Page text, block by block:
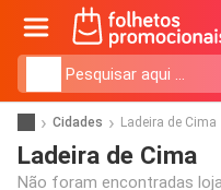
Cidades Ladeira de Cima
Ladeira de Cima
Não foram encontradas